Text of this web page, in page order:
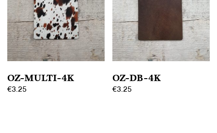
OZ-MULTI-4K
€3.25
OZ-DB-4K
€3.25